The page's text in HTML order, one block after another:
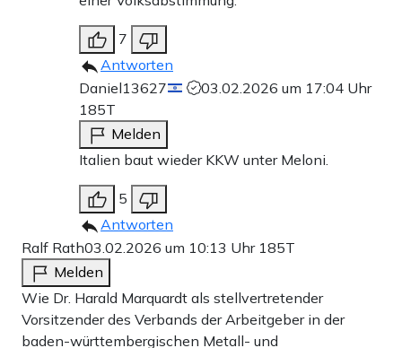
7
Antworten
Daniel13627
03.02.2026 um 17:04 Uhr
185T
Melden
Italien baut wieder KKW unter Meloni.
5
Antworten
Ralf Rath03.02.2026 um 10:13 Uhr 185T
Melden
Wie Dr. Harald Marquardt als stellvertretender
Vorsitzender des Verbands der Arbeitgeber in der
baden-württembergischen Metall- und